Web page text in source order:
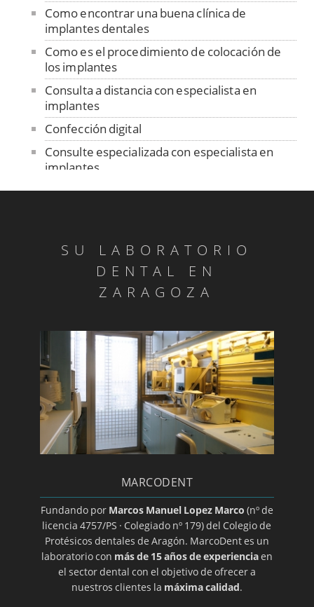
Como encontrar una buena clínica de
implantes dentales
Como es el procedimiento de colocación de
los implantes
Consulta a distancia con especialista en
implantes
Confección digital
Consulte especializada con especialista en
implantes
Contención
Dentadura sobre implantes
Día mundial de la salud bucodental
Endodoncia
Estomatitis
Gingivitis/a>
Glositis
Guía básica sobre la colocación de un implante
Herpes oral
Higiene dental
Ortodoncia transparente
Implantes
SU LABORATORIO
DENTAL EN
ZARAGOZA
MARCODENT
Fundando por Marcos Manuel Lopez Marco (nº de
licencia 4757/PS · Colegiado nº 179) del Colegio de
Protésicos dentales de Aragón. MarcoDent es un
laboratorio con más de 15 años de experienciaen
el sector dental con el objetivo de ofrecer a
nuestros clientes la máxima calidad.